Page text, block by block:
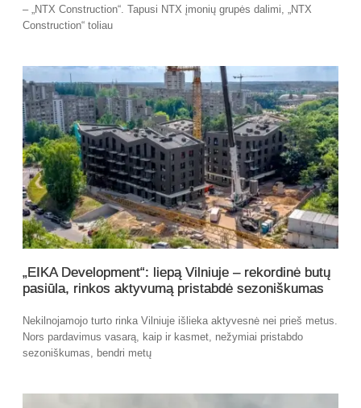
– „NTX Construction“. Tapusi NTX įmonių grupės dalimi, „NTX
Construction“ toliau
„EIKA Development“: liepą Vilniuje – rekordinė butų
pasiūla, rinkos aktyvumą pristabdė sezoniškumas
Nekilnojamojo turto rinka Vilniuje išlieka aktyvesnė nei prieš metus.
Nors pardavimus vasarą, kaip ir kasmet, nežymiai pristabdo
sezoniškumas, bendri metų